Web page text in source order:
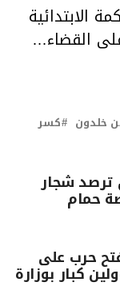
الابتدائية
القضاء…
خلدون كسر
ترصد شجار
حمام
حرب على
كبار بوزارة